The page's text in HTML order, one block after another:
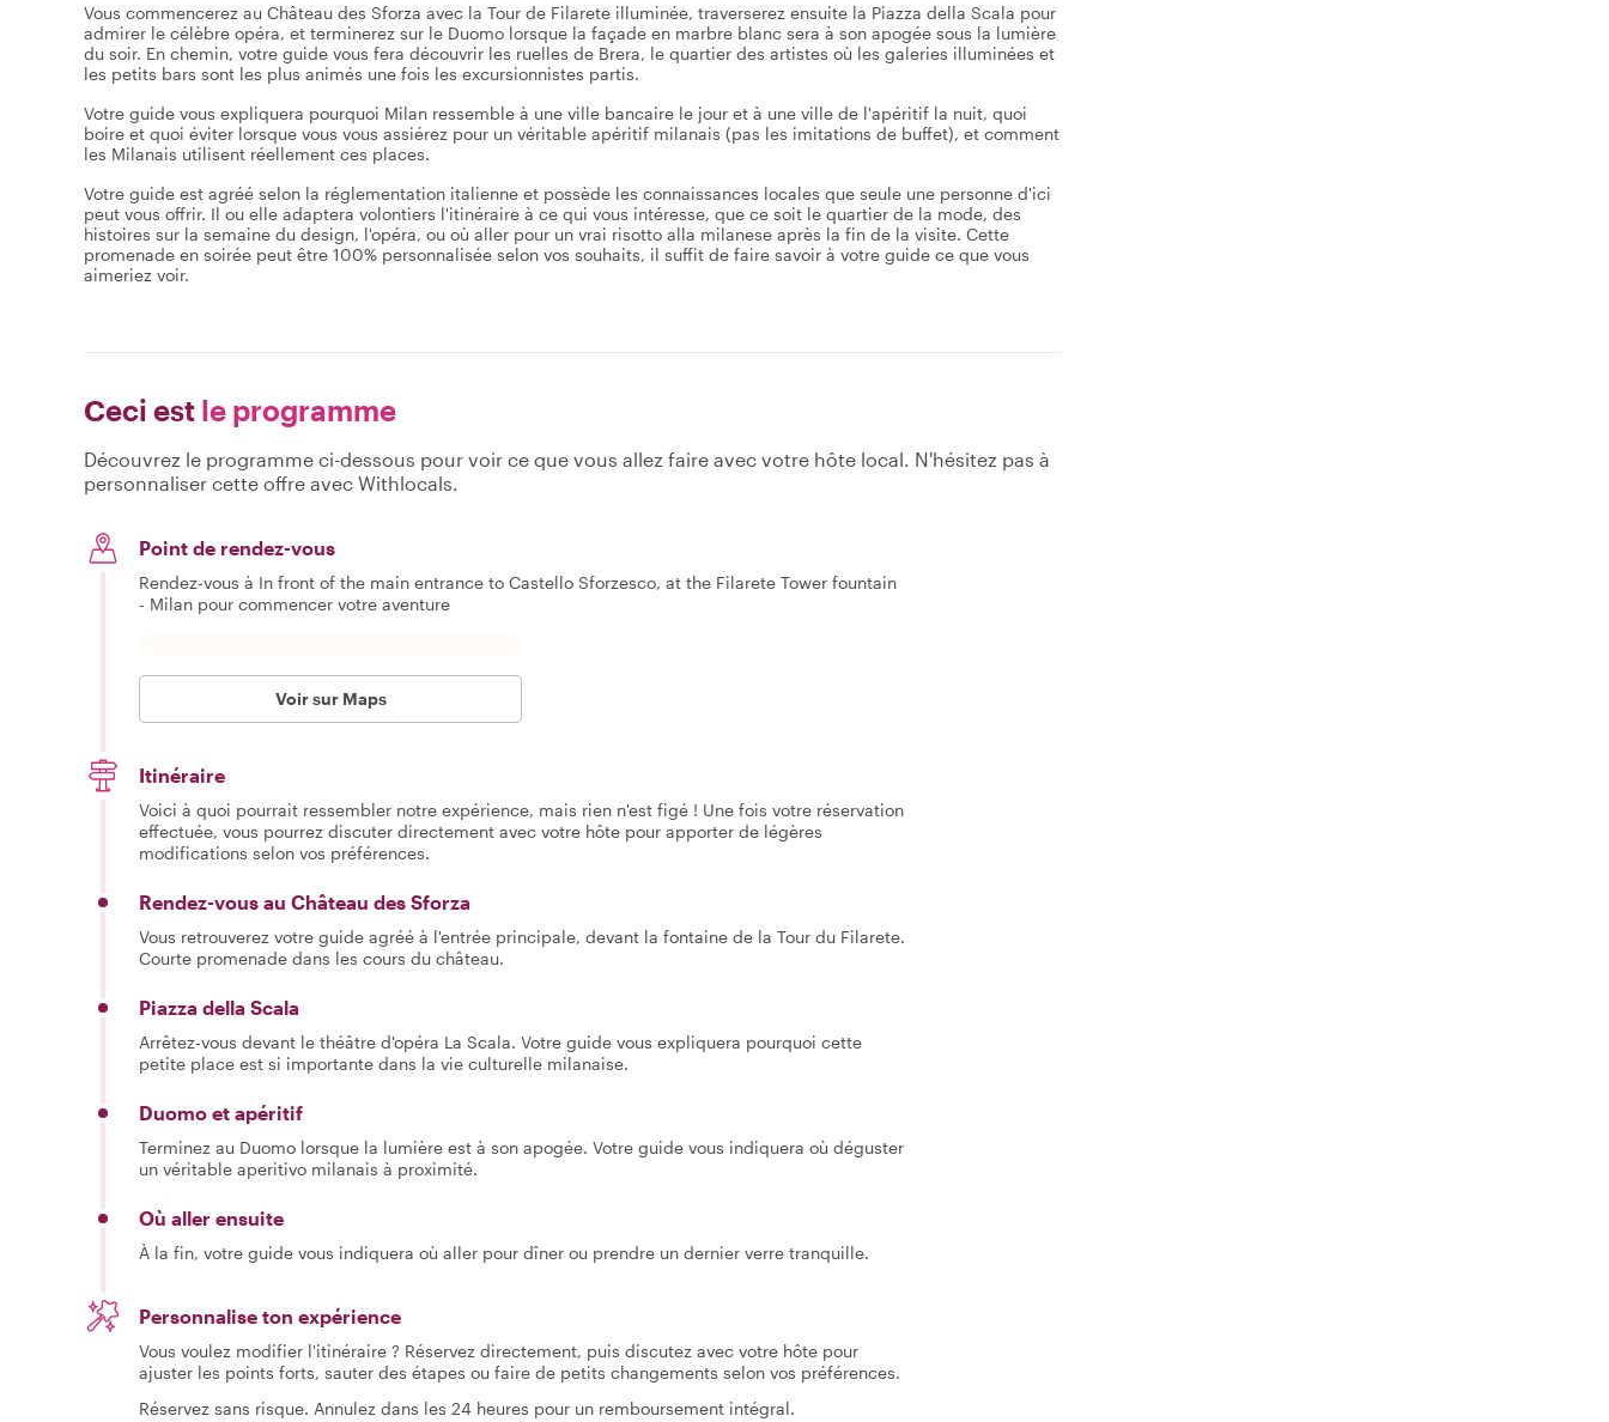
Vous commencerez au Château des Sforza avec la Tour de Filarete illuminée, traverserez ensuite la Piazza della Scala pour
admirer le célèbre opéra, et terminerez sur le Duomo lorsque la façade en marbre blanc sera à son apogée sous la lumière
du soir. En chemin, votre guide vous fera découvrir les ruelles de Brera, le quartier des artistes où les galeries illuminées et
les petits bars sont les plus animés une fois les excursionnistes partis.
Votre guide vous expliquera pourquoi Milan ressemble à une ville bancaire le jour et à une ville de l'apéritif la nuit, quoi
boire et quoi éviter lorsque vous vous assiérez pour un véritable apéritif milanais (pas les imitations de buffet), et comment
les Milanais utilisent réellement ces places.
Votre guide est agréé selon la réglementation italienne et possède les connaissances locales que seule une personne d'ici
peut vous offrir. Il ou elle adaptera volontiers l'itinéraire à ce qui vous intéresse, que ce soit le quartier de la mode, des
histoires sur la semaine du design, l'opéra, ou où aller pour un vrai risotto alla milanese après la fin de la visite. Cette
promenade en soirée peut être 100% personnalisée selon vos souhaits, il suffit de faire savoir à votre guide ce que vous
aimeriez voir.
Ceci est le programme
Découvrez le programme ci-dessous pour voir ce que vous allez faire avec votre hôte local. N'hésitez pas à
personnaliser cette offre avec Withlocals.
Point de rendez-vous
Rendez-vous à In front of the main entrance to Castello Sforzesco, at the Filarete Tower fountain
- Milan pour commencer votre aventure
Voir sur Maps
Itinéraire
Voici à quoi pourrait ressembler notre expérience, mais rien n'est figé ! Une fois votre réservation
effectuée, vous pourrez discuter directement avec votre hôte pour apporter de légères
modifications selon vos préférences.
Rendez-vous au Château des Sforza
Vous retrouverez votre guide agréé à l'entrée principale, devant la fontaine de la Tour du Filarete.
Courte promenade dans les cours du château.
Piazza della Scala
Arrêtez-vous devant le théâtre d'opéra La Scala. Votre guide vous expliquera pourquoi cette
petite place est si importante dans la vie culturelle milanaise.
Duomo et apéritif
Terminez au Duomo lorsque la lumière est à son apogée. Votre guide vous indiquera où déguster
un véritable aperitivo milanais à proximité.
Où aller ensuite
À la fin, votre guide vous indiquera où aller pour dîner ou prendre un dernier verre tranquille.
Personnalise ton expérience
Vous voulez modifier l'itinéraire ? Réservez directement, puis discutez avec votre hôte pour
ajuster les points forts, sauter des étapes ou faire de petits changements selon vos préférences.
Réservez sans risque. Annulez dans les 24 heures pour un remboursement intégral.